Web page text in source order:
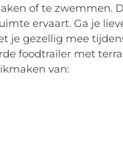
of te zwemmen.
ervaart. Ga je
je gezellig mee
foodtrailer met
van: